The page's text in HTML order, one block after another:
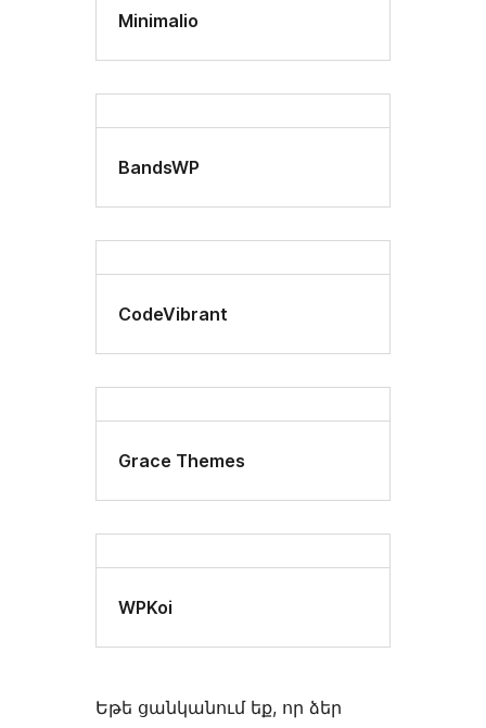
Minimalio
BandsWP
CodeVibrant
Grace Themes
WPKoi
Եթե ցանկանում եք, որ ձեր